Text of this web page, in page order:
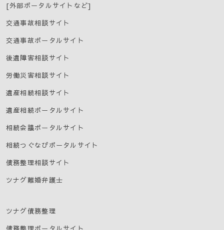
[外部ポータルサイトなど]
交通事故相談サイト
交通事故ポータルサイト
後遺障害相談サイト
労働災害相談サイト
遺産相続相談サイト
遺産相続ポータルサイト
相続会議ポータルサイト
相続つぐなびポータルサイト
債務整理相談サイト
ツナグ離婚弁護士
ツナグ債務整理